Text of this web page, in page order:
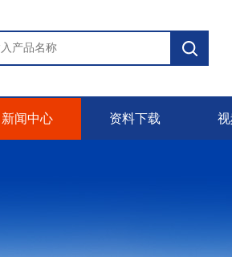
新闻中心 资料下载